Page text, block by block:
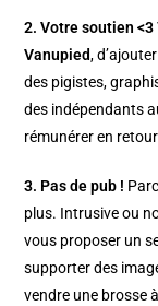
2. Votre soutien <3
Vanupied,
des pigistes,
des indépendants
rémunérer en
3. Pas de pub !
plus. Intrusive ou
vous proposer un
supporter des
vendre une brosse